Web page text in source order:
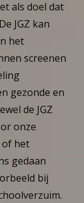
als doel dat
JGZ kan
het
screenen
gezonde en
de JGZ
onze
of het
gedaan
bij